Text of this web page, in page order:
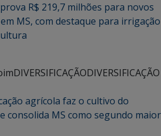
R$ 219,7 milhões para novos
MS, com destaque para irrigação
DIVERSIFICAÇÃODIVERSIFICAÇÃO
agrícola faz o cultivo do
consolida MS como segundo maior